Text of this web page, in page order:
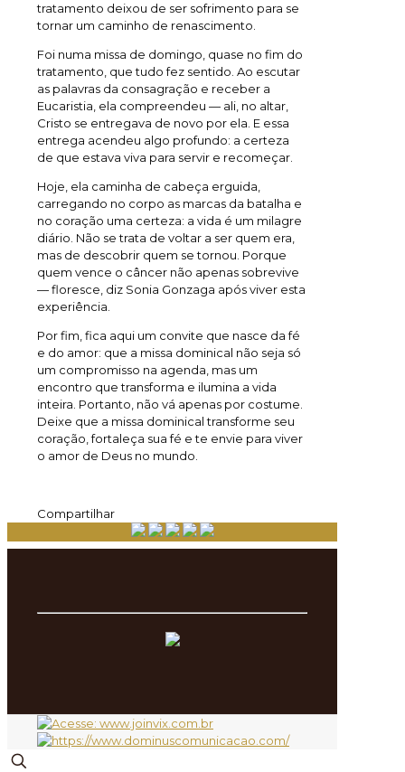
tratamento deixou de ser sofrimento para se
tornar um caminho de renascimento.
Foi numa missa de domingo, quase no fim do
tratamento, que tudo fez sentido. Ao escutar
as palavras da consagração e receber a
Eucaristia, ela compreendeu — ali, no altar,
Cristo se entregava de novo por ela. E essa
entrega acendeu algo profundo: a certeza
de que estava viva para servir e recomeçar.
Hoje, ela caminha de cabeça erguida,
carregando no corpo as marcas da batalha e
no coração uma certeza: a vida é um milagre
diário. Não se trata de voltar a ser quem era,
mas de descobrir quem se tornou. Porque
quem vence o câncer não apenas sobrevive
— floresce, diz Sonia Gonzaga após viver esta
experiência.
Por fim, fica aqui um convite que nasce da fé
e do amor: que a missa dominical não seja só
um compromisso na agenda, mas um
encontro que transforma e ilumina a vida
inteira. Portanto, não vá apenas por costume.
Deixe que a missa dominical transforme seu
coração, fortaleça sua fé e te envie para viver
o amor de Deus no mundo.
Compartilhar